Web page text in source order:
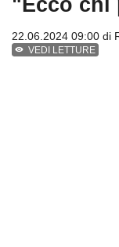
22.06.2024 09:00 di
VEDI LETTURE